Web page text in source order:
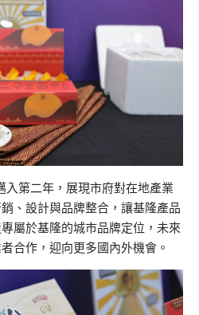
入第二年，展現市府對在地產業
、設計與品牌整合，讓基隆產品
屬於基隆的城市品牌定位，未來
合作，迎向更多國內外機會。